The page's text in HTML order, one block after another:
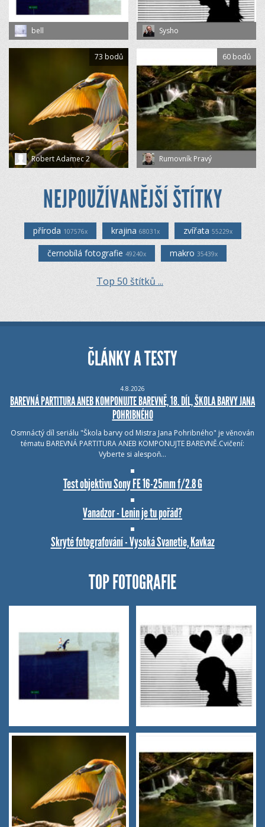
bell Sysho
Robert Adamec 2
73 bodů
Rumovník Pravý
60 bodů
NEJPOUŽÍVANĚJŠÍ ŠTÍTKY
příroda 107576x krajina 68031x zvířata 55229x
černobílá fotografie 49240x makro 35439x
Top 50 štítků ...
ČLÁNKY A TESTY
4.8.2026
BAREVNÁ PARTITURA ANEB KOMPONUJTE BAREVNĚ, 18. DÍL, ŠKOLA BARVY JANA
POHRIBNÉHO
Osmnáctý díl seriálu "Škola barvy od Mistra Jana Pohribného" je věnován
tématu BAREVNÁ PARTITURA ANEB KOMPONUJTE BAREVNĚ.Cvičení:
Vyberte si alespoň…
Test objektivu Sony FE 16-25mm f/2.8 G
Vanadzor - Lenin je tu pořád?
Skryté fotografování - Vysoká Svanetie, Kavkaz
TOP FOTOGRAFIE